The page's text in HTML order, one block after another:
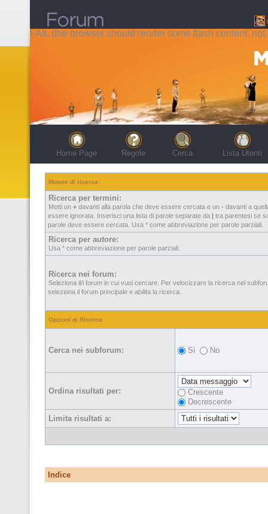
FAIL (the browser should render some flash content, not
Home Page Regole Cerca Lista Utenti
Motore di ricerca
Ricerca per termini:
Metti un + davanti alla parola che deve essere cercata e un - davanti a
essere ignorata. Inserisci una lista di parole separate da | tra parentesi se
parole deve essere cercata. Usa * come abbreviazione per parole parziali.
Ricerca per autore:
Usa * come abbreviazione per parole parziali.
Ricerca nei forum:
Seleziona il/i forum in cui vuoi cercare. Per velocizzare la ricerca nei
seleziona il forum principale e abilita la ricerca.
Opzioni di Ricerca
Cerca nei subforum: Sì No
Ordina risultati per:
Crescente
Decrescente
Limita risultati a:
Indice